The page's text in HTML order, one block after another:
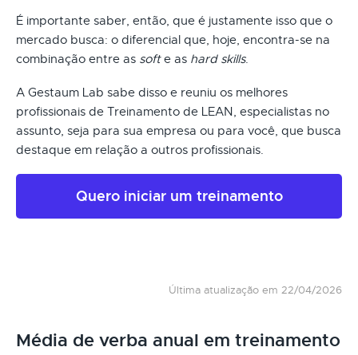
É importante saber, então, que é justamente isso que o
mercado busca: o diferencial que, hoje, encontra-se na
combinação entre as softe as hard skills.
A Gestaum Lab sabe disso e reuniu os melhores
profissionais de Treinamento de LEAN, especialistas no
assunto, seja para sua empresa ou para você, que busca
destaque em relação a outros profissionais.
Quero iniciar um treinamento
Última atualização em 22/04/2026
Média de verba anual em treinamento